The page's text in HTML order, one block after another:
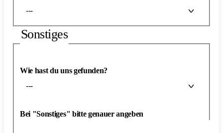
---
Sonstiges
Wie hast du uns gefunden?
---
Bei "Sonstiges" bitte genauer angeben